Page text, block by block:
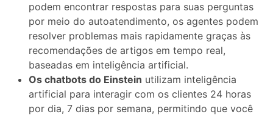
podem encontrar respostas para suas perguntas
por meio do autoatendimento, os agentes podem
resolver problemas mais rapidamente graças às
recomendações de artigos em tempo real,
baseadas em inteligência artificial.
Os chatbots do Einstein utilizam inteligência
artificial para interagir com os clientes 24 horas
por dia, 7 dias por semana, permitindo que você